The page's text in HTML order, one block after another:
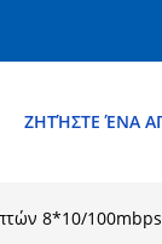
ΖΗΤΉΣΤΕ ΈΝΑ
8*10/